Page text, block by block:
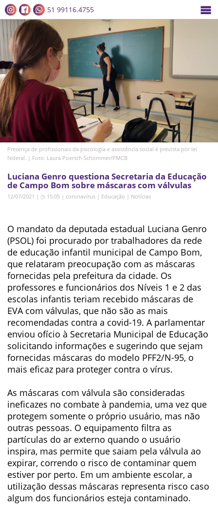
51 99116.4755
Presença de profissionais da psicologia e assistência social é prevista por lei
federal. | Foto: Laura Poersch Schommer/PMCB
Luciana Genro questiona Secretaria da Educação
de Campo Bom sobre máscaras com válvulas
12/07/2021 | ◷ 15:05 | coronavírus | Educação | Notícias
O mandato da deputada estadual Luciana Genro
(PSOL) foi procurado por trabalhadores da rede
de educação infantil municipal de Campo Bom,
que relataram preocupação com as máscaras
fornecidas pela prefeitura da cidade. Os
professores e funcionários dos Níveis 1 e 2 das
escolas infantis teriam recebido máscaras de
EVA com válvulas, que não são as mais
recomendadas contra a covid-19. A parlamentar
enviou ofício à Secretaria Municipal de Educação
solicitando informações e sugerindo que sejam
fornecidas máscaras do modelo PFF2/N-95, o
mais eficaz para proteger contra o vírus.
As máscaras com válvula são consideradas
ineficazes no combate à pandemia, uma vez que
protegem somente o próprio usuário, mas não
outras pessoas. O equipamento filtra as
partículas do ar externo quando o usuário
inspira, mas permite que saiam pela válvula ao
expirar, correndo o risco de contaminar quem
estiver por perto. Em um ambiente escolar, a
utilização dessas máscaras representa risco caso
algum dos funcionários esteja contaminado.